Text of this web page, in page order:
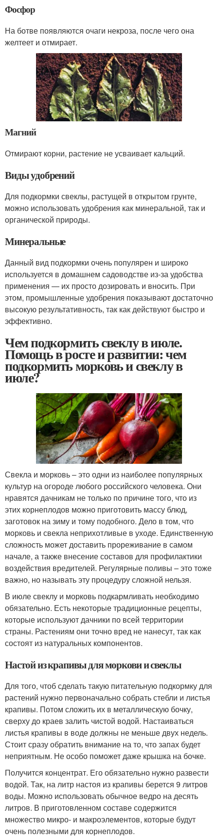
Фосфор
На ботве появляются очаги некроза, после чего она
желтеет и отмирает.
Магний
Отмирают корни, растение не усваивает кальций.
Виды удобрений
Для подкормки свеклы, растущей в открытом грунте,
можно использовать удобрения как минеральной, так и
органической природы.
Минеральные
Данный вид подкормки очень популярен и широко
используется в домашнем садоводстве из-за удобства
применения — их просто дозировать и вносить. При
этом, промышленные удобрения показывают достаточно
высокую результативность, так как действуют быстро и
эффективно.
Чем подкормить свеклу в июле.
Помощь в росте и развитии: чем
подкормить морковь и свеклу в
июле?
Свекла и морковь – это одни из наиболее популярных
культур на огороде любого российского человека. Они
нравятся дачникам не только по причине того, что из
этих корнеплодов можно приготовить массу блюд,
заготовок на зиму и тому подобного. Дело в том, что
морковь и свекла неприхотливые в уходе. Единственную
сложность может доставить прореживание в самом
начале, а также внесение составов для профилактики
воздействия вредителей. Регулярные поливы – это тоже
важно, но называть эту процедуру сложной нельзя.
В июле свеклу и морковь подкармливать необходимо
обязательно. Есть некоторые традиционные рецепты,
которые используют дачники по всей территории
страны. Растениям они точно вред не нанесут, так как
состоят из натуральных компонентов.
Настой из крапивы для моркови и свеклы
Для того, чтоб сделать такую питательную подкормку для
растений нужно первоначально собрать стебли и листья
крапивы. Потом сложить их в металлическую бочку,
сверху до краев залить чистой водой. Настаиваться
листья крапивы в воде должны не меньше двух недель.
Стоит сразу обратить внимание на то, что запах будет
неприятным. Не особо поможет даже крышка на бочке.
Получится концентрат. Его обязательно нужно развести
водой. Так, на литр настоя из крапивы берется 9 литров
воды. Можно использовать обычное ведро на десять
литров. В приготовленном составе содержится
множество микро- и макроэлементов, которые будут
очень полезными для корнеплодов.